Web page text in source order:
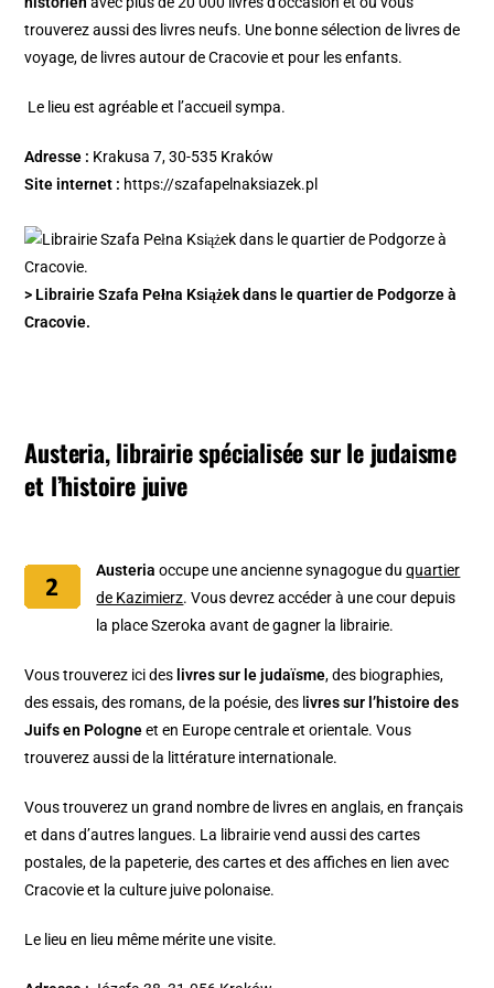
trouverez aussi des livres neufs. Une bonne sélection de livres de
voyage, de livres autour de Cracovie et pour les enfants.
Le lieu est agréable et l’accueil sympa.
Adresse : Krakusa 7, 30-535 Kraków
Site internet : https://szafapelnaksiazek.pl
> Librairie Szafa Pełna Książek dans le quartier de Podgorze à
Cracovie.
Austeria, librairie spécialisée sur le judaisme
et l’histoire juive
Austeria occupe une ancienne synagogue duquartier
de Kazimierz. Vous devrez accéder à une cour depuis
la place Szeroka avant de gagner la librairie.
Vous trouverez ici des livres sur le judaïsme, des biographies,
des essais, des romans, de la poésie, des l ivres sur l’histoire des
Juifs en Pologneet en Europe centrale et orientale. Vous
trouverez aussi de la littérature internationale.
Vous trouverez un grand nombre de livres en anglais, en français
et dans d’autres langues. La librairie vend aussi des cartes
postales, de la papeterie, des cartes et des affiches en lien avec
Cracovie et la culture juive polonaise.
Le lieu en lieu même mérite une visite.